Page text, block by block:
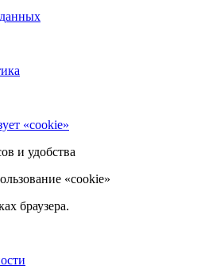
«cookie»
и удобства
«cookie»
браузера.